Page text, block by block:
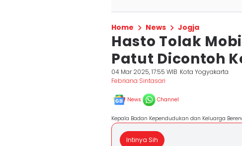
Home News Jogja
Hasto Tolak
Patut Dicontoh
04 Mar 2025, 17:55 WIB Kota Yogyakarta
Febriana Sintasari
News Channel
Kepala Badan Kependudukan dan Keluarga
Intinya Sih